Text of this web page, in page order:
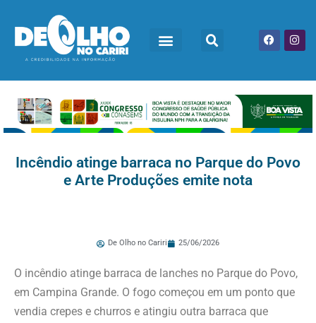
Incêndio atinge barraca no Parque do Povo
e Arte Produções emite nota
De Olho no Cariri 25/06/2026
O incêndio atinge barraca de lanches no Parque do Povo,
em Campina Grande. O fogo começou em um ponto que
vendia crepes e churros e atingiu outra barraca que